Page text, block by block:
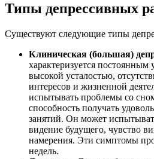
Типы депрессивных
Существуют следующие типы
Клиническая (большая)
характеризуется
высокой усталостью,
интересов и жизненной
испытывать проблемы со
способность получать
занятий. Он может
видение будущего, чувство
намерения. Эти симптомы
недель.